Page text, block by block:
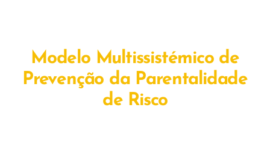
Modelo Multissistémico de
Prevenção da Parentalidade
de Risco